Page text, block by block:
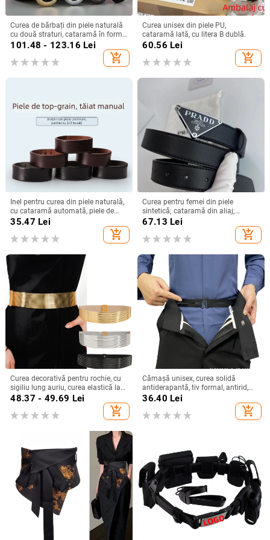
Curea de bărbați din piele naturală
cu două straturi, cataramă în formă
de 8, închidere netedă, lățime 2–4
cm, stil business-elegant, versatil
101.48 - 123.16 Lei
add_shopping_cart
Curea unisex din piele PU,
cataramă lată, cu litera B dublă.
60.56 Lei
add_shopping_cart
Inel pentru curea din piele naturală,
cu cataramă automată, piele de
vită, primul strat, lățime 2-4 cm
35.47 Lei
add_shopping_cart
Curea pentru femei din piele
sintetică; cataramă din aliaj;
închidere netedă; vara 2023; stil:
minimalist, modă urbană
67.13 Lei
add_shopping_cart
Curea decorativă pentru rochie, cu
sigiliu lung auriu, curea elastică lată
la modă, accesorii pentru rochii
asortate, europene și americane
transfrontaliere
48.37 - 49.69 Lei
add_shopping_cart
Cămașă unisex, curea solidă
antiderapantă, tiv formal, antirid,
antiderapant, corset cu artefacte,
36.40 Lei
add_shopping_cart